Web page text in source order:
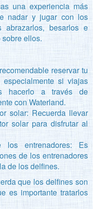
una experiencia más
nadar y jugar con los
besarlos e
ellos.
reservar tu
si viajas
hacerlo a través de
con Waterland.
solar: Recuerda llevar
solar para disfrutar al
los entrenadores: Es
de los entrenadores
de los delfines.
que los delfines son
es importante tratarlos